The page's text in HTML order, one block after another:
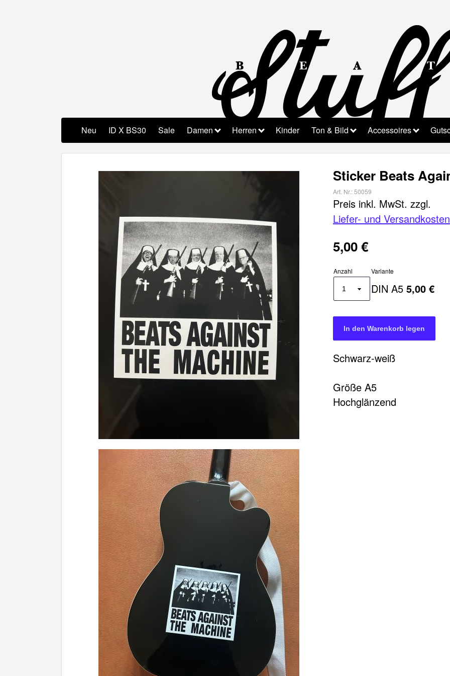
Neu ID X BS30 Sale Damen Herren Kinder Ton & Bild Accessoires
Sticker Beats
Art. Nr.:50059
Preis inkl. MwSt. zzgl.
Liefer- und Versandkosten
5,00 €
Anzahl Variante
DIN A5 5,00 €
Schwarz-weiß
Größe A5
Hochglänzend
Artikel hinzugefügt
Dein Warenkorb ist für Sekunden reserviert.
Sticker Beats Agains The Machine